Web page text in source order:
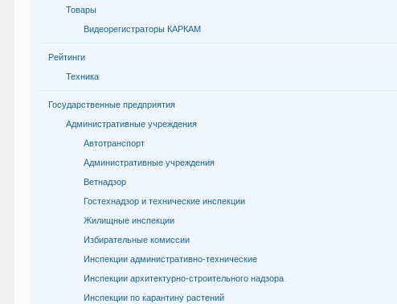
Товары
Видеорегистраторы КАРКАМ
Рейтинги
Техника
Государственные предприятия
Административные учреждения
Автотранспорт
Административные учреждения
Ветнадзор
Гостехнадзор и технические инспекции
Жилищные инспекции
Избирательные комиссии
Инспекции административно-технические
Инспекции архитектурно-строительного надзора
Инспекции по карантину растений